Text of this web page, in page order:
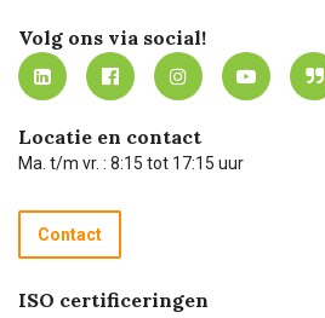
Werken bij Carel Lurvink
MVO
Mijn Carel Lurvink
Mijn Carel Lurvink instructievideo's
Carel Lurvink App
Hulp op afstand
Technische dienst
Recycle programma
Betalen
Innovation LAB
Tevreden klanten
Carel Lurvink Blog
Carel de podcast
Volg ons via social!
Locatie en contact
Ma. t/m vr. : 8:15 tot 17:15 uur
Contact
ISO certificeringen